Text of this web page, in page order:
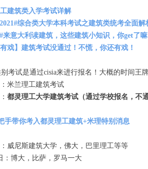
建筑类入学考试详解
综合类大学本科考试之建筑类统考全面解
来意大利读建筑，这些建筑小知识，你get了
有戏】建筑考试没通过！不慌，你还有戏！
考试是通过cisia来进行报名！大概的时间王
米兰理工建筑考试
都灵理工大学建筑考试（通过学校报名，不
手带你考入都灵理工建筑+米理特别消息
威尼斯建筑大学，佛大，巴里理工等等
：博大，比萨，罗马一大